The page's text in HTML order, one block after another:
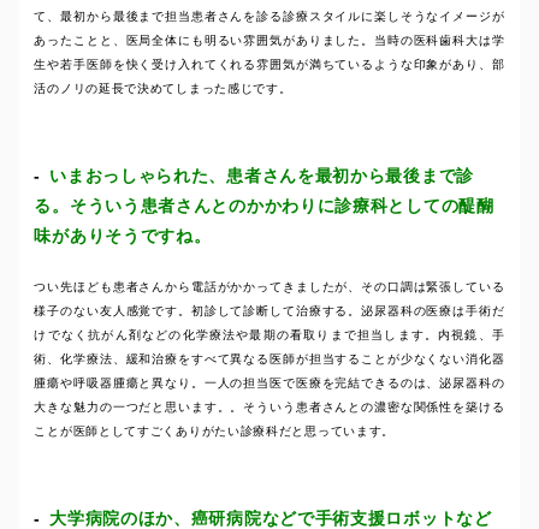
て、最初から最後まで担当患者さんを診る診療スタイルに楽しそうなイメージが
あったことと、医局全体にも明るい雰囲気がありました。当時の医科歯科大は学
生や若手医師を快く受け入れてくれる雰囲気が満ちているような印象があり、部
活のノリの延長で決めてしまった感じです。
いまおっしゃられた、患者さんを最初から最後まで診
る。そういう患者さんとのかかわりに診療科としての醍醐
味がありそうですね。
つい先ほども患者さんから電話がかかってきましたが、その口調は緊張している
様子のない友人感覚です。初診して診断して治療する。泌尿器科の医療は手術だ
けでなく抗がん剤などの化学療法や最期の看取りまで担当します。内視鏡、手
術、化学療法、緩和治療をすべて異なる医師が担当することが少なくない消化器
腫瘍や呼吸器腫瘍と異なり。一人の担当医で医療を完結できるのは、泌尿器科の
大きな魅力の一つだと思います。。そういう患者さんとの濃密な関係性を築ける
ことが医師としてすごくありがたい診療科だと思っています。
大学病院のほか、癌研病院などで手術支援ロボットなど